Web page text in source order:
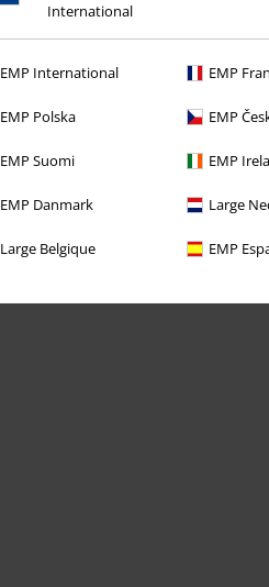
International
EMP International EMP
EMP Polska EMP
EMP Suomi EMP
EMP Danmark Large
Large Belgique EMP